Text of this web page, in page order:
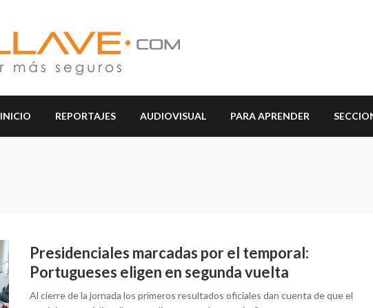
INICIO REPORTAJES AUDIOVISUAL PARA APRENDER
Presidenciales marcadas por el temporal:
Portugueses eligen en segunda vuelta
Al cierre de la jornada los primeros resultados oficiales dan cuenta de que el